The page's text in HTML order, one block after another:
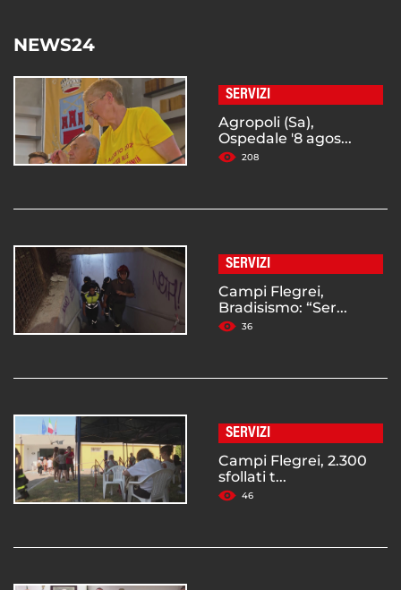
NEWS24
SERVIZI
Agropoli (Sa),
Ospedale '8 agos...
208
SERVIZI
Campi Flegrei,
Bradisismo: “Ser...
36
SERVIZI
Campi Flegrei, 2.300
sfollati t...
46